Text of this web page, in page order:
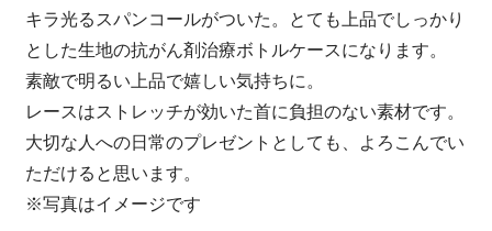
キラ光るスパンコールがついた。とても上品でしっかり
とした生地の抗がん剤治療ボトルケースになります。
素敵で明るい上品で嬉しい気持ちに。
レースはストレッチが効いた首に負担のない素材です。
大切な人への日常のプレゼントとしても、よろこんでい
ただけると思います。
※写真はイメージです